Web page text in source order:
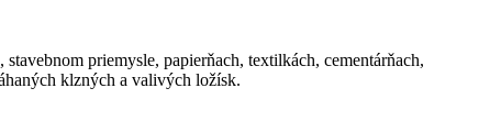
priemysle, papierňach, textilkách, cementárňach,
klzných a valivých ložísk.